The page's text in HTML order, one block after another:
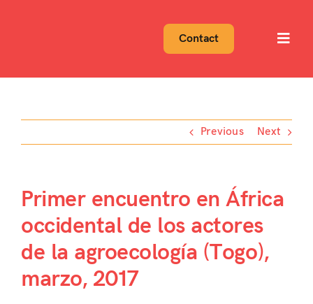
Contact
Previous Next
Primer encuentro en África
occidental de los actores
de la agroecología (Togo),
marzo, 2017